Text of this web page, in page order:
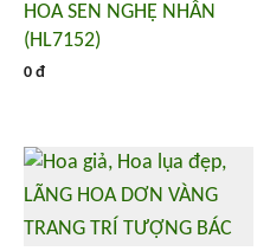
HOA SEN NGHỆ NHÂN
(HL7152)
0 đ